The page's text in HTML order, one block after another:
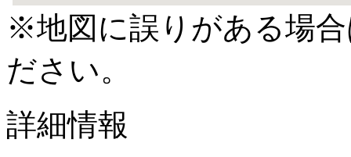
※地図に誤りがある場
ださい。
詳細情報